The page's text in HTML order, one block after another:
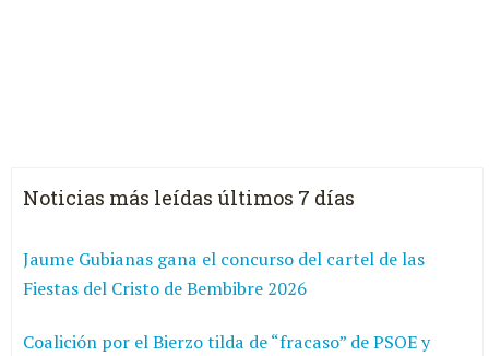
Noticias más leídas últimos 7 días
Jaume Gubianas gana el concurso del cartel de las
Fiestas del Cristo de Bembibre 2026
Coalición por el Bierzo tilda de “fracaso” de PSOE y